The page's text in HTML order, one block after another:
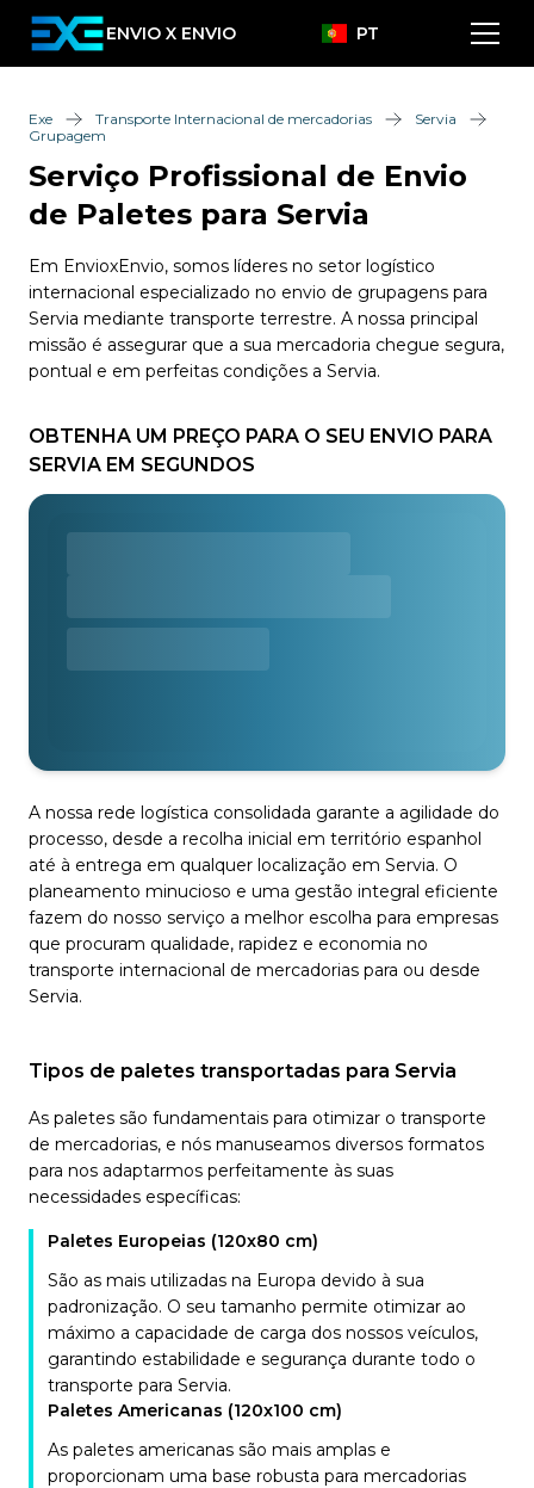
ENVIO X ENVIO PT
Exe Transporte Internacional de mercadorias
Servia
Grupagem
Serviço Profissional de Envio
de Paletes para Servia
Em EnvioxEnvio, somos líderes no setor logístico
internacional especializado no envio de grupagens para
Servia mediante transporte terrestre. A nossa principal
missão é assegurar que a sua mercadoria chegue segura,
pontual e em perfeitas condições a Servia.
OBTENHA UM PREÇO PARA O SEU ENVIO PARA
SERVIA EM SEGUNDOS
A nossa rede logística consolidada garante a agilidade do
processo, desde a recolha inicial em território espanhol
até à entrega em qualquer localização em Servia. O
planeamento minucioso e uma gestão integral eficiente
fazem do nosso serviço a melhor escolha para empresas
que procuram qualidade, rapidez e economia no
transporte internacional de mercadorias para ou desde
Servia.
Tipos de paletes transportadas para Servia
As paletes são fundamentais para otimizar o transporte
de mercadorias, e nós manuseamos diversos formatos
para nos adaptarmos perfeitamente às suas
necessidades específicas:
Paletes Europeias (120x80 cm)
São as mais utilizadas na Europa devido à sua
padronização. O seu tamanho permite otimizar ao
máximo a capacidade de carga dos nossos veículos,
garantindo estabilidade e segurança durante todo o
transporte para Servia.
Paletes Americanas (120x100 cm)
As paletes americanas são mais amplas e
proporcionam uma base robusta para mercadorias